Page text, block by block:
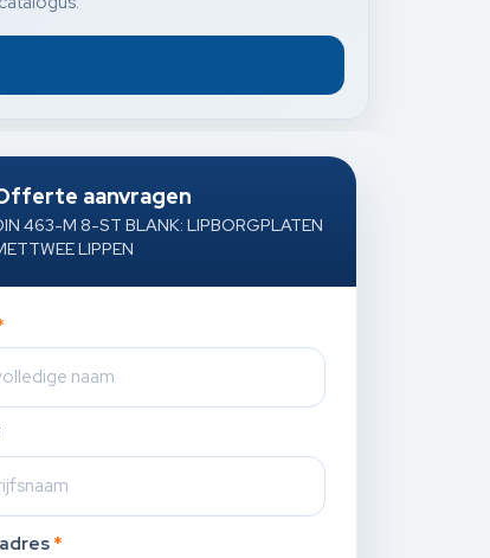
aanvragen
463-M 8-ST BLANK: LIPBORGPLATEN
LIPPEN
*